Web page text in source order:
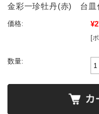
金彩一珍牡丹(赤) 台皿
価格:
[
数量: